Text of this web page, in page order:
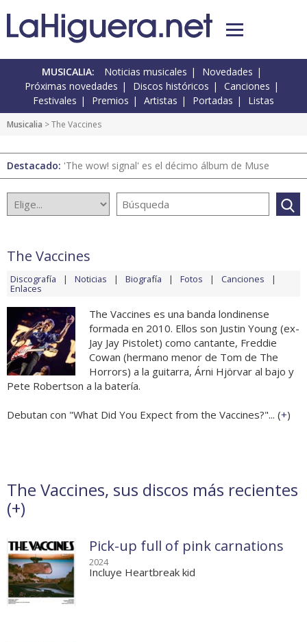
MUSICALIA: Noticias musicales
Novedades
Próximas novedades
Discos históricos
Canciones
Festivales
Premios Artistas Portadas Listas
Musicalia > The Vaccines
Destacado: 'The wow! signal' es el décimo álbum de Muse
The Vaccines
Discografía Noticias Biografía Fotos Canciones
Enlaces
The Vaccines es una banda londinense
formada en 2010. Ellos son Justin Young (ex-
Jay Jay Pistolet) como cantante, Freddie
Cowan (hermano menor de Tom de The
Horrors) a la guitarra, Árni Hjörvar al bajo y
Pete Robertson a la batería.
Debutan con "What Did You Expect from the Vaccines?"... (+)
The Vaccines, sus discos más recientes
(+)
Pick-up full of pink carnations
2024
Incluye Heartbreak kid